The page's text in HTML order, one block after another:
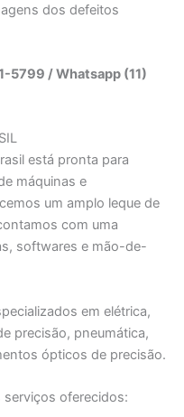
dos defeitos
5799 / Whatsapp (11)
está pronta para
máquinas e
um amplo leque de
com uma
softwares e mão-de-
em elétrica,
precisão, pneumática,
ópticos de precisão.
oferecidos: